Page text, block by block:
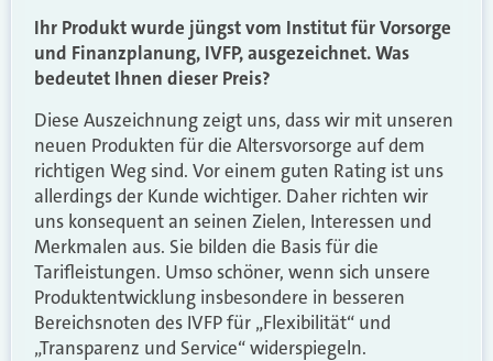
Ihr Produkt wurde jüngst vom Institut für Vorsorge
und Finanzplanung, IVFP, ausgezeichnet. Was
bedeutet Ihnen dieser Preis?
Diese Auszeichnung zeigt uns, dass wir mit unseren
neuen Produkten für die Altersvorsorge auf dem
richtigen Weg sind. Vor einem guten Rating ist uns
allerdings der Kunde wichtiger. Daher richten wir
uns konsequent an seinen Zielen, Interessen und
Merkmalen aus. Sie bilden die Basis für die
Tarifleistungen. Umso schöner, wenn sich unsere
Produktentwicklung insbesondere in besseren
Bereichsnoten des IVFP für „Flexibilität“ und
„Transparenz und Service“ widerspiegeln.